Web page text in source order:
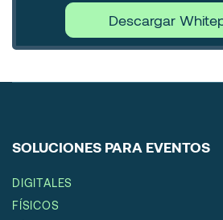
Descargar
SOLUCIONES PARA EVENTOS
DIGITALES
FÍSICOS